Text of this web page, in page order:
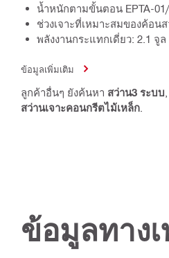
น้ำหนักตามขั้นตอน EPTA-
ช่วงเจาะที่เหมาะสมของค้อน
พลังงานกระแทกเดี่ยว: 2.1 จูล
ข้อมูลเพิ่มเติม
ลูกค้าอื่นๆ ยังค้นหา สว่าน3 ระบบ
สว่านเจาะคอนกรีตไม้เหล็ก
ข้อมูลทาง